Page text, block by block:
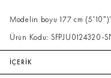
Modelin boyu 177 cm
Ürün Kodu: SFPJU0124320-
İÇERİK